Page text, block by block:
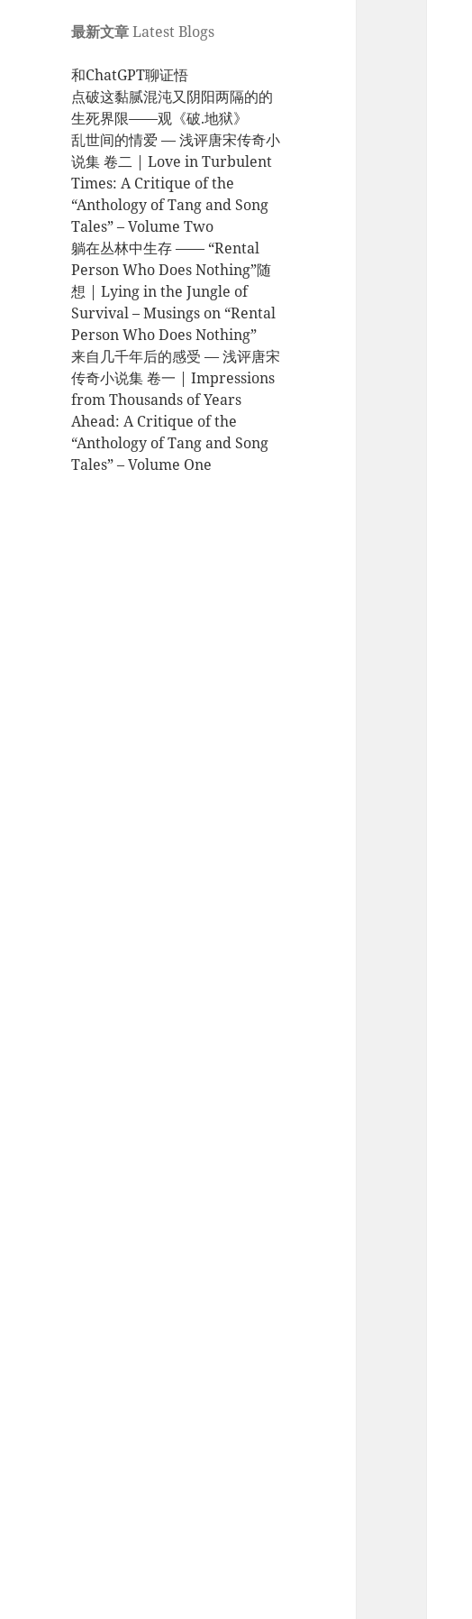
最新文章Latest Blogs
和ChatGPT聊证悟
点破这黏腻混沌又阴阳两隔的的
生死界限——观《破.地狱》
乱世间的情爱 — 浅评唐宋传奇小
说集 卷二 | Love in Turbulent
Times: A Critique of the
“Anthology of Tang and Song
Tales” – Volume Two
躺在丛林中生存 —— “Rental
Person Who Does Nothing”随
想 | Lying in the Jungle of
Survival – Musings on “Rental
Person Who Does Nothing”
来自几千年后的感受 — 浅评唐宋
传奇小说集 卷一 | Impressions
from Thousands of Years
Ahead: A Critique of the
“Anthology of Tang and Song
Tales” – Volume One